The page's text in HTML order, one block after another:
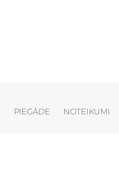
PIEGĀDE NOTEIKUMI